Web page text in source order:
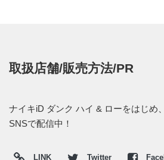
取扱店舗/販売方法/PR
ナイキiD ダンク ハイ & ローをはじめ
SNSで配信中！
LINK Twitter